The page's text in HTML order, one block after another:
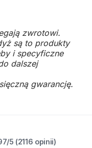
zwrotowi.
są to produkty
i specyficzne
dalszej
gwarancję.
5 (2116 opinii)